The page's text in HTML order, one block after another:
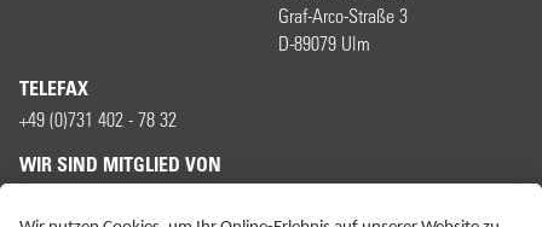
Graf-Arco-Straße 3
D-89079 Ulm
TELEFAX
+49 (0)731 402 - 78 32
WIR SIND MITGLIED VON